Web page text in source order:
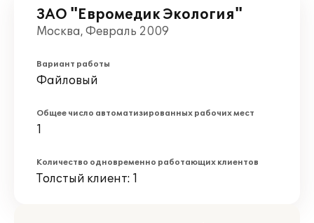
ЗАО "Евромедик Экология"
Москва, Февраль 2009
Вариант работы
Файловый
Общее число автоматизированных рабочих мест
1
Количество одновременно работающих клиентов
Толстый клиент: 1